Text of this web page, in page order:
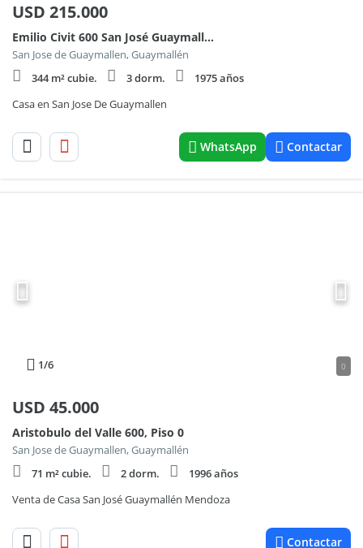
USD 215.000
Emilio Civit 600 San José Guaymallén
San Jose de Guaymallen, Guaymallén
344 m² cubie.
3 dorm.
1975 años
Casa en San Jose De Guaymallen
WhatsApp Contactar
1/6 0
USD 45.000
Aristobulo del Valle 600, Piso 0
San Jose de Guaymallen, Guaymallén
71 m² cubie.
2 dorm.
1996 años
Venta de Casa San José Guaymallén Mendoza
Contactar